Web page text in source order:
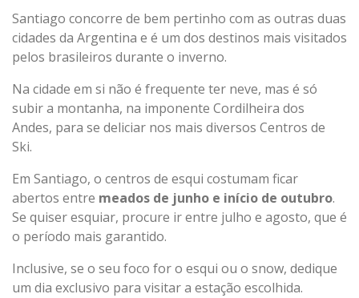
Santiago concorre de bem pertinho com as outras duas
cidades da Argentina e é um dos destinos mais visitados
pelos brasileiros durante o inverno.
Na cidade em si não é frequente ter neve, mas é só
subir a montanha, na imponente Cordilheira dos
Andes, para se deliciar nos mais diversos Centros de
Ski.
Em Santiago, o centros de esqui costumam ficar
abertos entre meados de junho e início de outubro.
Se quiser esquiar, procure ir entre julho e agosto, que é
o período mais garantido.
Inclusive, se o seu foco for o esqui ou o snow, dedique
um dia exclusivo para visitar a estação escolhida.